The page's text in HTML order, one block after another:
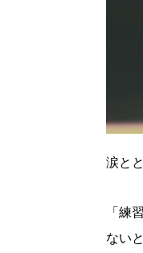
涙と
「練
ない